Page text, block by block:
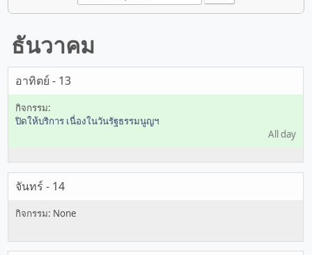
ธันวาคม
อาทิตย์ - 13
ปิดให้บริการ เนื่องในวันรัฐธรรมนูญฯ
All day
จันทร์ - 14